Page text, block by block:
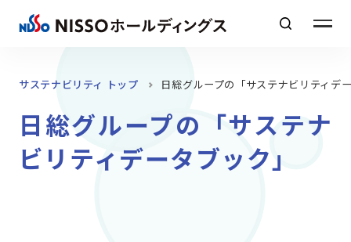
日本語元文
サステナビリティ トップ 日総グループの「サステナビリティデ
日総グループの「サステナ
ビリティデータブック」
企業情報 ＮＩＳＳＯ ホールディングス
グループ